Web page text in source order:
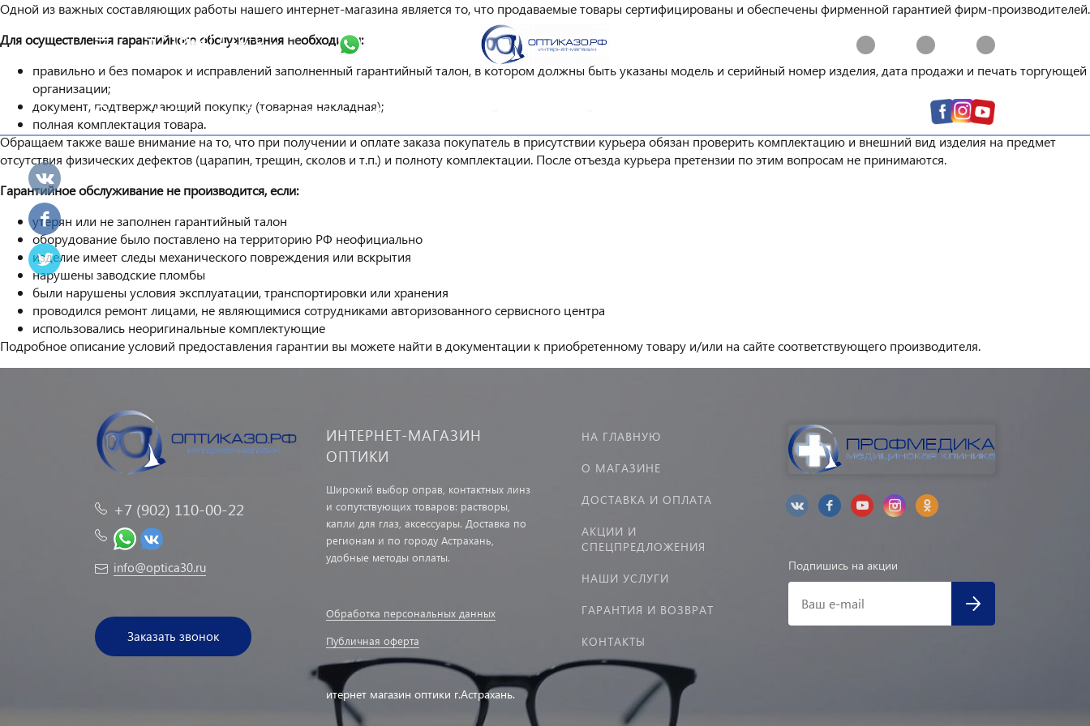
вездеНайти
Например,
+7 (902) 110-00-22
ГЛАВНАЯ О МАГАЗИНЕ КАТАЛОГ ТОВАРОВ
Одной из важных составляющих работы нашего интернет-магазина является то, что продаваемые товары сертифицированы и обеспечены фирменной гарантией фирм-производителей.
Для осуществления гарантийного обслуживания необходимы:
правильно и без помарок и исправлений заполненный гарантийный талон, в котором должны быть указаны модель и серийный номер изделия, дата продажи и печать торгующей
организации;
документ, подтверждающий покупку (товарная накладная);
полная комплектация товара.
Обращаем также ваше внимание на то, что при получении и оплате заказа покупатель в присутствии курьера обязан проверить комплектацию и внешний вид изделия на предмет
отсутствия физических дефектов (царапин, трещин, сколов и т.п.) и полноту комплектации. После отъезда курьера претензии по этим вопросам не принимаются.
Гарантийное обслуживание не производится, если:
утерян или не заполнен гарантийный талон
оборудование было поставлено на территорию РФ неофициально
изделие имеет следы механического повреждения или вскрытия
нарушены заводские пломбы
были нарушены условия эксплуатации, транспортировки или хранения
проводился ремонт лицами, не являющимися сотрудниками авторизованного сервисного центра
использовались неоригинальные комплектующие
Подробное описание условий предоставления гарантии вы можете найти в документации к приобретенному товару и/или на сайте соответствующего производителя.
+7 (902) 110-00-22
info@optica30.ru
Заказать звонок
ИНТЕРНЕТ-МАГАЗИН
ОПТИКИ
Широкий выбор оправ, контактных линз
и сопутствующих товаров: растворы,
капли для глаз, аксессуары. Доставка по
регионам и по городу Астрахань,
удобные методы оплаты.
Обработка персональных данных
Публичная оферта
итернет магазин оптики г.Астрахань.
НА ГЛАВНУЮ
О МАГАЗИНЕ
ДОСТАВКА И ОПЛАТА
АКЦИИ И
СПЕЦПРЕДЛОЖЕНИЯ
НАШИ УСЛУГИ
ГАРАНТИЯ И ВОЗВРАТ
КОНТАКТЫ
Подпишись на акции
Ваш e-mail